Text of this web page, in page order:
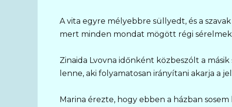
A vita egyre mélyebbre süllyedt, és a
mert minden mondat mögött régi
Zinaida Lvovna időnként közbeszólt a
lenne, aki folyamatosan irányítani akarja a
Marina érezte, hogy ebben a házban